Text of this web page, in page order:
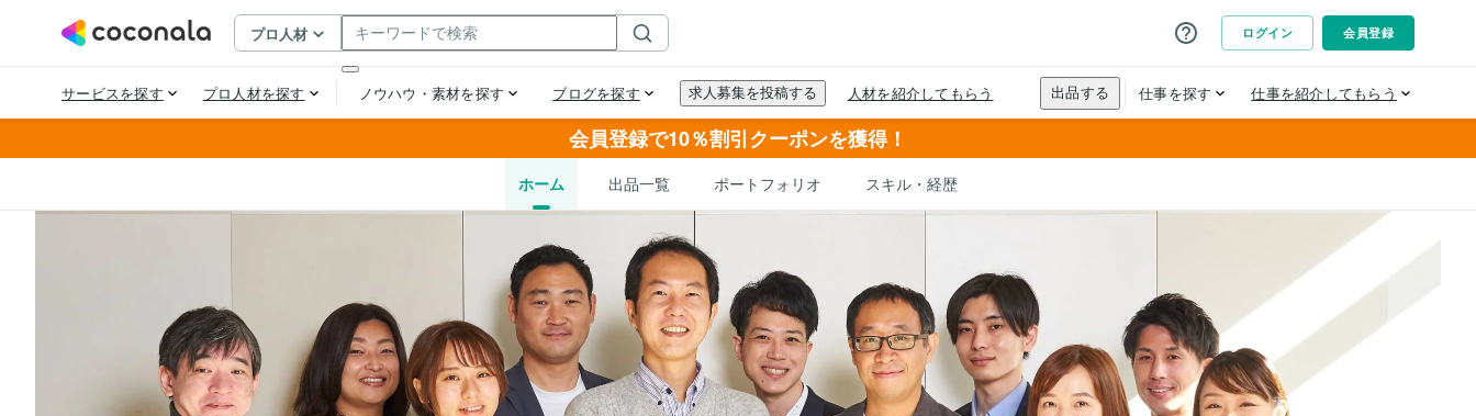
会員登録で10％割引クーポンを獲得！
ホーム 出品一覧 ポートフォリオ スキル・経歴